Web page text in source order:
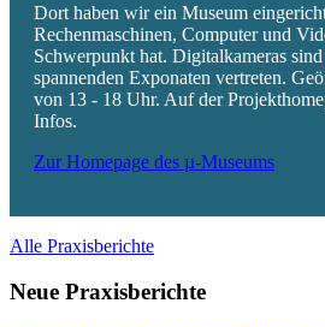
Dort haben wir ein Museum
Rechenmaschinen, Computer und
Schwerpunkt hat. Digitalkameras
spannenden Exponaten vertreten.
von 13 - 18 Uhr. Auf der
Infos.
Zur Homepage des µ-Museums
Alle Praxisberichte
Neue Praxisberichte